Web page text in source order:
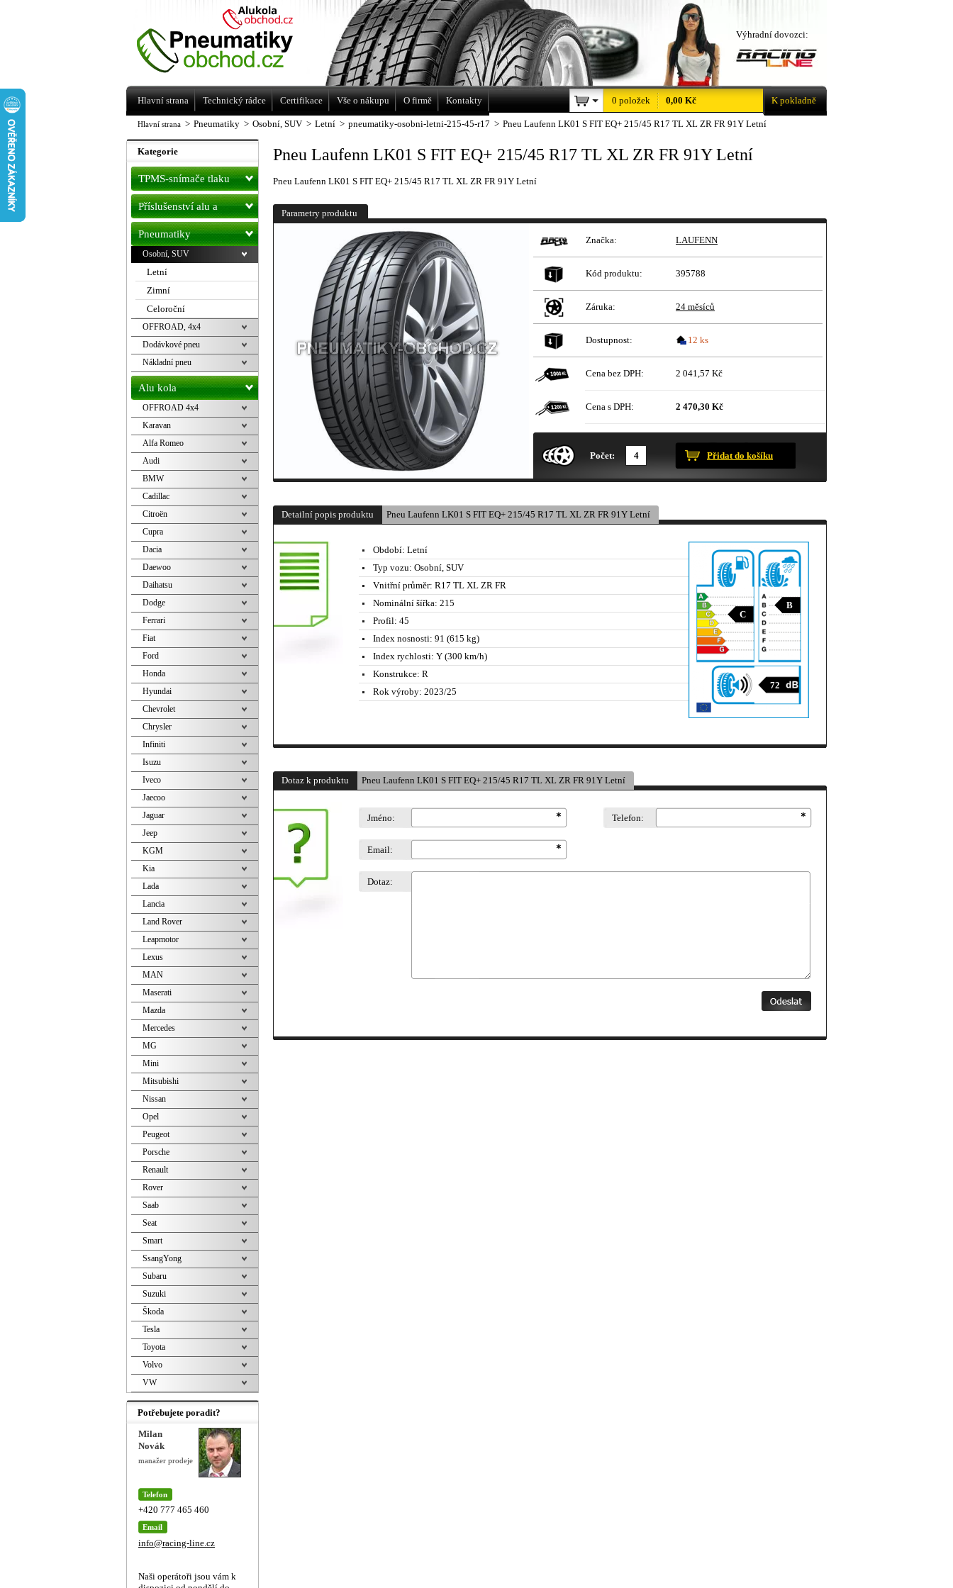
Hlavní strana > Pneumatiky > Osobní, SUV > Letní > pneumatiky-osobni-letni-215-45-r17 > Pneu Laufenn LK01 S FIT EQ+ 215/45 R17 TL XL ZR FR 91Y Letní
Pneu Laufenn LK01 S FIT EQ+ 215/45 R17 TL XL ZR FR 91Y Letní
Pneu Laufenn LK01 S FIT EQ+ 215/45 R17 TL XL ZR FR 91Y Letní
Parametry produktu
Značka: LAUFENN
Kód produktu: 395788
Záruka: 24 měsíců
Dostupnost: 12 ks
Cena bez DPH: 2 041,57 Kč
Cena s DPH: 2 470,30 Kč
Počet: Přidat do košíku
Detailní popis produktu Pneu Laufenn LK01 S FIT EQ+ 215/45 R17 TL XL ZR FR 91Y Letní
C
B
72
Období: Letní
Typ vozu: Osobní, SUV
Vnitřní průměr: R17 TL XL ZR FR
Nominální šířka: 215
Profil: 45
Index nosnosti: 91 (615 kg)
Index rychlosti: Y (300 km/h)
Konstrukce: R
Rok výroby: 2023/25
Dotaz k produktu Pneu Laufenn LK01 S FIT EQ+ 215/45 R17 TL XL ZR FR 91Y Letní
Jméno: Telefon:
Email:
Dotaz:
Kategorie
TPMS-snímače tlaku
Příslušenství alu a
pneu
Pneumatiky
Osobní, SUV
Letní
Zimní
Celoroční
OFFROAD, 4x4
Dodávkové pneu
Nákladní pneu
Alu kola
OFFROAD 4x4
Karavan
Alfa Romeo
Audi
BMW
Cadillac
Citroën
Cupra
Dacia
Daewoo
Daihatsu
Dodge
Ferrari
Fiat
Ford
Honda
Hyundai
Chevrolet
Chrysler
Infiniti
Isuzu
Iveco
Jaecoo
Jaguar
Jeep
KGM
Kia
Lada
Lancia
Land Rover
Leapmotor
Lexus
MAN
Maserati
Mazda
Mercedes
MG
Mini
Mitsubishi
Nissan
Opel
Peugeot
Porsche
Renault
Rover
Saab
Seat
Smart
SsangYong
Subaru
Suzuki
Škoda
Tesla
Toyota
Volvo
VW
Potřebujete poradit?
Milan
Novák
manažer prodeje
Telefon
+420 777 465 460
Email
info@racing-line.cz
Naši operátoři jsou vám k
Levné pneumatiky letní, zimní, Alu kola
a litá kola Racing Line
Výhradní dovozci:
Hlavní strana Technický rádce Certifikace Vše o nákupu O firmě Kontakty 0 položek 0,00 Kč K pokladně